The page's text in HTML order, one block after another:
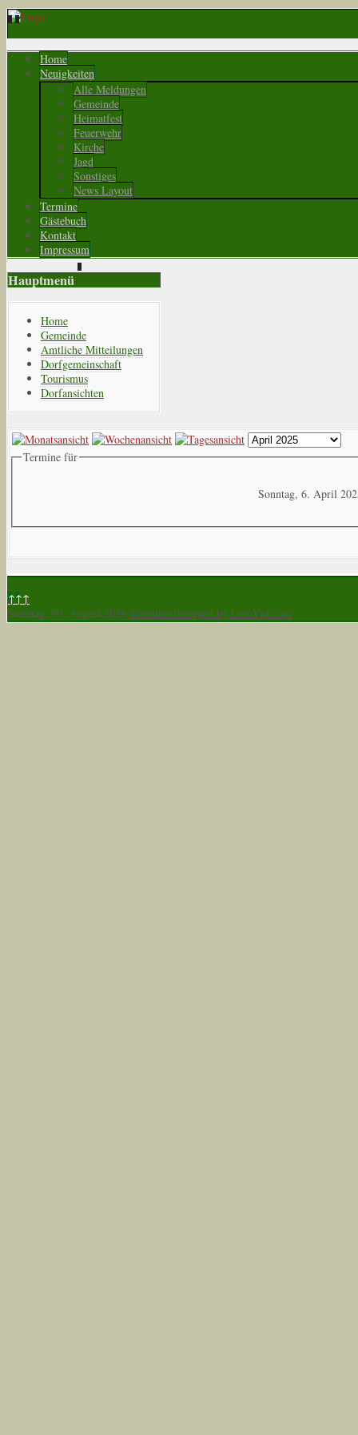
Home
Neuigkeiten
Alle Meldungen
Gemeinde
Heimatfest
Feuerwehr
Kirche
Jagd
Sonstiges
News Layout
Termine
Gästebuch
Kontakt
Impressum
Hauptmenü
Home
Gemeinde
Amtliche Mitteilungen
Dorfgemeinschaft
Tourismus
Dorfansichten
Termine für
Sonntag, 6. April
↑↑↑
Sonntag, 09. August 2026 Template designed by LernVid.com